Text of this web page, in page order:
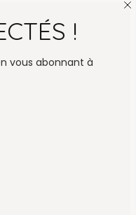
MENU
Boutique
!
vous abonnant à